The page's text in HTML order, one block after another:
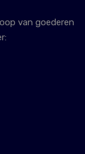
van goederen